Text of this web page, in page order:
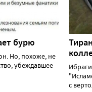
бурю
Но, похоже, не
убеждавшее
с